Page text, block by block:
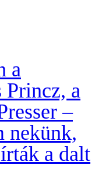
a
Princz, a
–
nekünk,
a dalt